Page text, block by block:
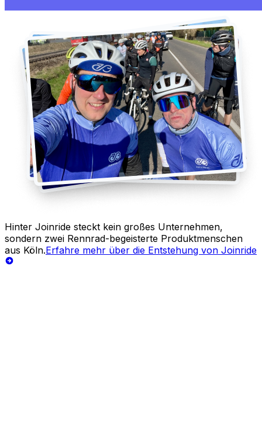
Hinter Joinride steckt kein großes Unternehmen,
sondern zwei Rennrad-begeisterte Produktmenschen
aus Köln.Erfahre mehr über die Entstehung von Joinride